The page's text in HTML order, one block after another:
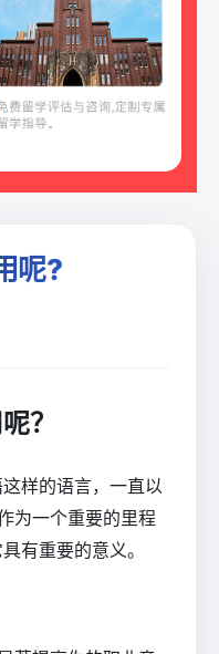
呢?
？
样的语言，一直以
为一个重要的里程
有重要的意义。